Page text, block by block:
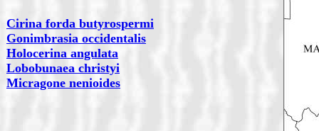
Cirina forda butyrospermi
Gonimbrasia occidentalis
Holocerina angulata
Lobobunaea christyi
Micragone nenioides